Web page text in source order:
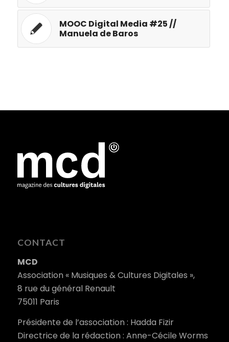
MOOC Digital Media #25 //
Manuela de Baros
CONTACT
MCD
Association « Musiques & Cultures Digitales »,
8 rue du général Renault
75011 Paris
Présidente de l’association : Hadda Fizir
Directrice de la rédaction : Anne-Cécile Worms